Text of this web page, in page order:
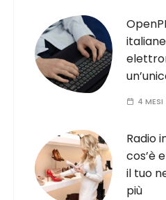
4 MESI
Radio
cos’è
il tuo
più